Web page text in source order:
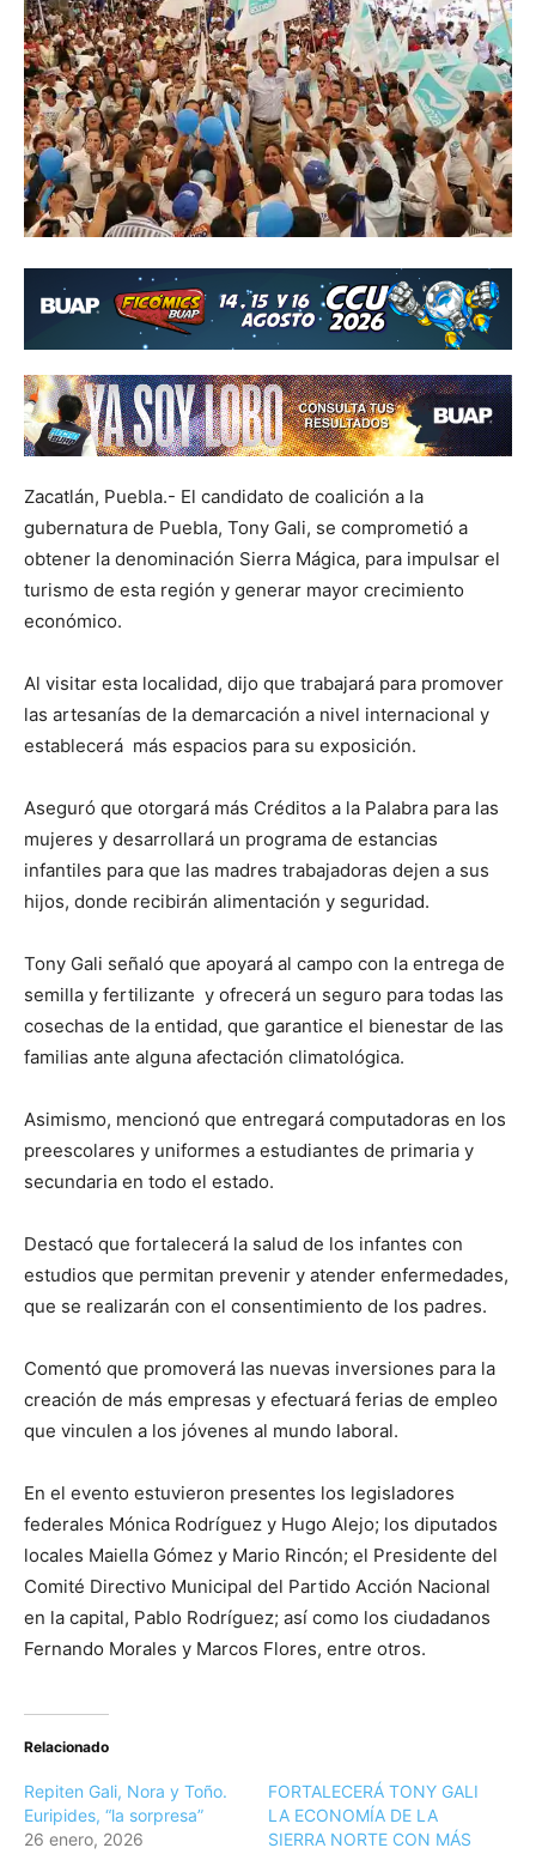
Zacatlán, Puebla.- El candidato de coalición a la
gubernatura de Puebla, Tony Gali, se comprometió a
obtener la denominación Sierra Mágica, para impulsar el
turismo de esta región y generar mayor crecimiento
económico.
Al visitar esta localidad, dijo que trabajará para promover
las artesanías de la demarcación a nivel internacional y
establecerá más espacios para su exposición.
Aseguró que otorgará más Créditos a la Palabra para las
mujeres y desarrollará un programa de estancias
infantiles para que las madres trabajadoras dejen a sus
hijos, donde recibirán alimentación y seguridad.
Tony Gali señaló que apoyará al campo con la entrega de
semilla y fertilizante y ofrecerá un seguro para todas las
cosechas de la entidad, que garantice el bienestar de las
familias ante alguna afectación climatológica.
Asimismo, mencionó que entregará computadoras en los
preescolares y uniformes a estudiantes de primaria y
secundaria en todo el estado.
Destacó que fortalecerá la salud de los infantes con
estudios que permitan prevenir y atender enfermedades,
que se realizarán con el consentimiento de los padres.
Comentó que promoverá las nuevas inversiones para la
creación de más empresas y efectuará ferias de empleo
que vinculen a los jóvenes al mundo laboral.
En el evento estuvieron presentes los legisladores
federales Mónica Rodríguez y Hugo Alejo; los diputados
locales Maiella Gómez y Mario Rincón; el Presidente del
Comité Directivo Municipal del Partido Acción Nacional
en la capital, Pablo Rodríguez; así como los ciudadanos
Fernando Morales y Marcos Flores, entre otros.
Relacionado
Repiten Gali, Nora y Toño.
Euripides, “la sorpresa”
26 enero, 2026
FORTALECERÁ TONY GALI
LA ECONOMÍA DE LA
SIERRA NORTE CON MÁS